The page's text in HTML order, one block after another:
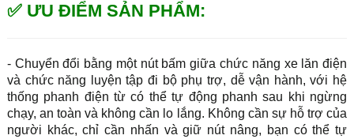
✅ ƯU ĐIỂM SẢN PHẨM:
- Chuyển đổi bằng một nút bấm giữa chức năng xe lăn điện
và chức năng luyện tập đi bộ phụ trợ, dễ vận hành, với hệ
thống phanh điện từ có thể tự động phanh sau khi ngừng
chạy, an toàn và không cần lo lắng. Không cần sự hỗ trợ của
người khác, chỉ cần nhấn và giữ nút nâng, bạn có thể tự